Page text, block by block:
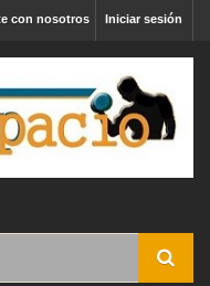
Iniciar sesión
con nosotros